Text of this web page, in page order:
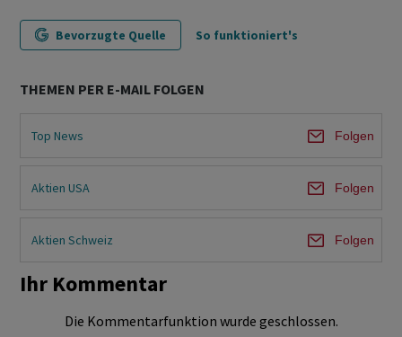
Bevorzugte Quelle So funktioniert's
THEMEN PER E-MAIL FOLGEN
Top News Folgen
Aktien USA Folgen
Aktien Schweiz Folgen
Ihr Kommentar
Die Kommentarfunktion wurde geschlossen.